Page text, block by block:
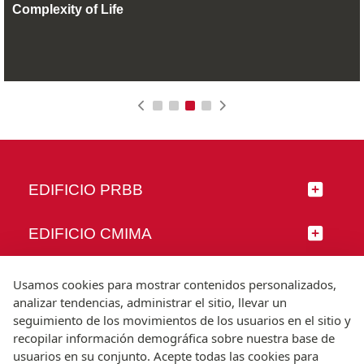
Complexity of Life
EDIFICIO PRBB
EDIFICIO CMIMA
SÍGUENOS
Usamos cookies para mostrar contenidos personalizados,
analizar tendencias, administrar el sitio, llevar un
seguimiento de los movimientos de los usuarios en el sitio y
recopilar información demográfica sobre nuestra base de
usuarios en su conjunto. Acepte todas las cookies para